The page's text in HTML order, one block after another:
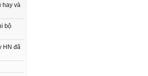
hay và
bộ
HN đã